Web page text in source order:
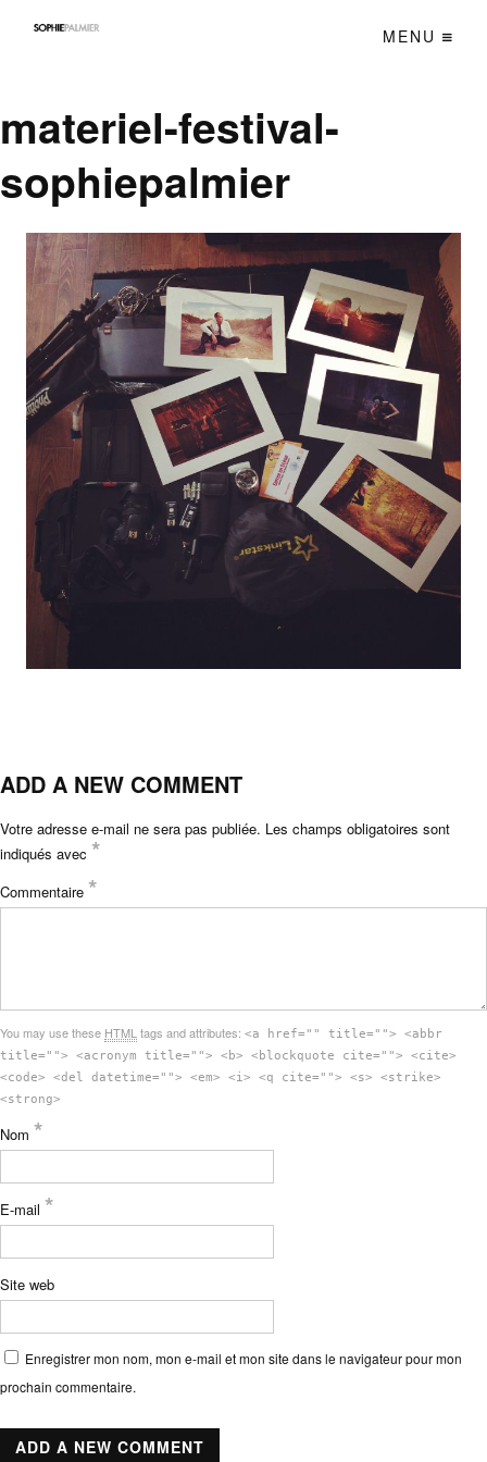
MENU
materiel-festival-
sophiepalmier
ADD A NEW COMMENT
Votre adresse e-mail ne sera pas publiée. Les champs obligatoires sont
indiqués avec *
Commentaire *
You may use these HTMLtags and attributes: <a href="" title=""> <abbr
title=""> <acronym title=""> <b> <blockquote cite=""> <cite>
<code> <del datetime=""> <em> <i> <q cite=""> <s> <strike>
<strong>
Nom *
E-mail *
Site web
Enregistrer mon nom, mon e-mail et mon site dans le navigateur pour mon
prochain commentaire.